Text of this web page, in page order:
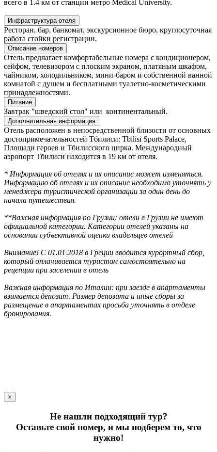
всего в 1.4 км от станции метро Medical University.
Инфраструктура отеля
Ресторан, бар, банкомат, экскурсионное бюро, круглосуточная
работа стойки регистрации.
Описание номеров
Отель предлагает комфортабельные номера с кондиционером,
сейфом, телевизором с плоским экраном, платяным шкафом,
чайником, холодильником, мини-баром и собственной ванной
комнатой с душем и бесплатными туалетно-косметическими
принадлежностями.
Питание
Завтрак "шведский стол" или континентальный.
Дополнительная информация
Отель расположен в непосредственной близости от основных
достопримечательностей Тбилиси: Tbilisi Sports Palace,
Площади героев и Тбилисского цирка. Международный
аэропорт Тбилиси находится в 19 км от отеля.
* Информация об отелях и их описание может изменяться.
Информацию об отелях и их описание необходимо уточнять у
менеджера туристической организации за один день до
начала путешествия.
**Важная информация по Грузии: отели в Грузии не имеют
официальной категории. Категории отелей указаны на
основании субъективной оценки владельцев отелей
Внимание! С 01.01.2018 в Греции вводится курортный сбор,
который оплачивается туристом самостоятельно на
рецепции при заселении в отель
Важная информация по Италии: при заезде в апартаменты
взимается депозит. Размер депозита и иные сборы за
размещение в апартаментах просьба уточнять в отделе
бронирования.
×
Не нашли подходящий тур?
Оставьте свой номер, и мы подберем то, что
нужно!